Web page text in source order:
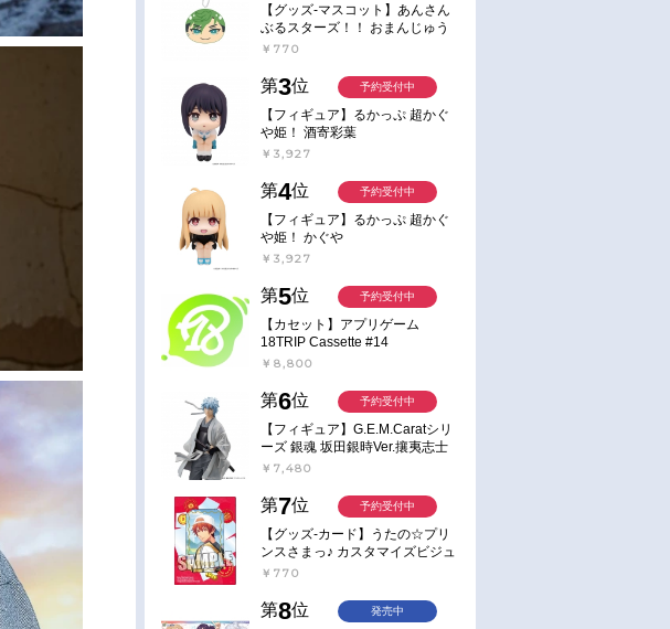
【グッズ-マスコット】あんさん
ぶるスターズ！！ おまんじゅう
にぎにぎマスコット ねくすと2
￥770
第3位
【フィギュア】るかっぷ 超かぐ
や姫！ 酒寄彩葉
￥3,927
予約受付中
第4位
【フィギュア】るかっぷ 超かぐ
や姫！ かぐや
￥3,927
予約受付中
第5位
【カセット】アプリゲーム
18TRIP Cassette #14
￥8,800
予約受付中
第6位
【フィギュア】G.E.M.Caratシリ
ーズ 銀魂 坂田銀時Ver.攘夷志士
完成品フィギュア
￥7,480
予約受付中
第7位
【グッズ-カード】うたの☆プリ
ンスさまっ♪ カスタマイズビジュ
アルカードコレクション Best
￥770
予約受付中
第8位 発売中